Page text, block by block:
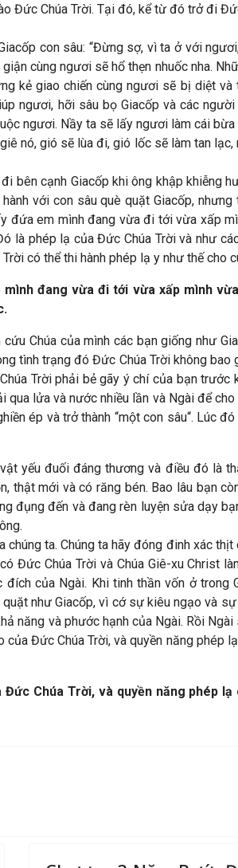
Đức Chúa Trời. Tại đó, kể từ đó trở đi
con sâu: “Đừng sợ, vì ta ở với
cùng ngươi sẽ hổ thẹn nhuốc nha.
kẻ giao chiến cùng ngươi sẽ bị diệt
ngươi, hỡi sâu bọ Giacốp và các
ngươi. Nầy ta sẽ lấy ngươi làm cái
nó, gió sẽ lùa đi, gió lốc sẽ làm tan
bên cạnh Giacốp khi ông khập khiễng
với con sâu què quặt Giacốp,
đứa em mình đang vừa đi tới vừa xấp
là phép lạ của Đức Chúa Trời và như
có thể thi hành phép lạ y như thế cho
đang vừa đi tới vừa xấp mình
Chúa của mình các bạn giống như
tình trạng đó Đức Chúa Trời không
Trời phải bẻ gãy ý chí của bạn
lửa và nước nhiều lần và Ngài để
ép và trở thành “một con sâu“. Lúc
yếu đuối đáng thương và điều đó là
thật mới và có răng bén. Bao lâu bạn
đụng đến và đang rèn luyện sửa dạy
ta. Chúng ta hãy đóng đinh xác
Đức Chúa Trời và Chúa Giê-xu Christ
của Ngài. Khi tinh thần vốn ở
như Giacốp, vì cớ sự kiêu ngạo và
năng và phước hạnh của Ngài. Rồi
Đức Chúa Trời, và quyền năng phép
Chúa Trời, và quyền năng phép